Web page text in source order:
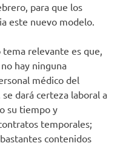
para que los
este nuevo modelo.
relevante es que,
hay ninguna
médico del
dará certeza laboral a
su tiempo y
temporales;
contenidos